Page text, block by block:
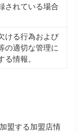
されている場合
ける行為および
の適切な管理に
情報。
盟する加盟店情